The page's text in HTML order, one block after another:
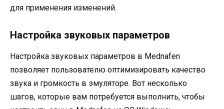
для применения изменений.
Настройка звуковых параметров
Настройка звуковых параметров в Mednafen
позволяет пользователю оптимизировать качество
звука и громкость в эмуляторе. Вот несколько
шагов, которые вам потребуется выполнить, чтобы